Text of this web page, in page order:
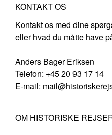
KONTAKT OS
Kontakt os med dine
eller hvad du måtte have
Anders Bager Eriksen
Telefon: +45 20 93 17 14
E-mail:
OM HISTORISKE